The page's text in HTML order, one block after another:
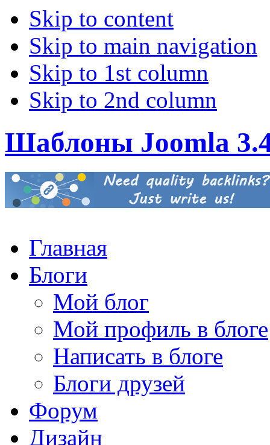
Skip to content
Skip to main navigation
Skip to 1st column
Skip to 2nd column
Шаблоны Joomla
Главная
Блоги
Мой блог
Мой профиль в блоге
Написать в блоге
Блоги друзей
Форум
Дизайн